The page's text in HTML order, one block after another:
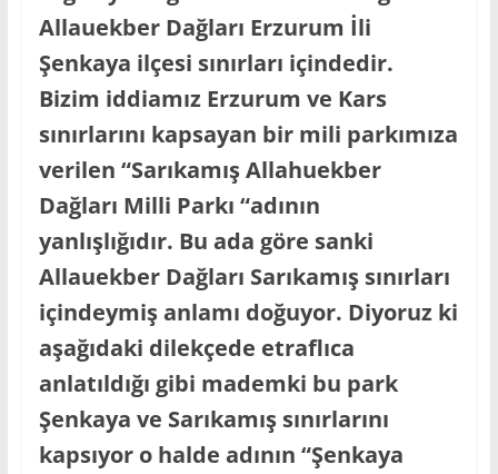
Allauekber Dağları Erzurum İli
Şenkaya ilçesi sınırları içindedir.
Bizim iddiamız Erzurum ve Kars
sınırlarını kapsayan bir mili parkımıza
verilen “Sarıkamış Allahuekber
Dağları Milli Parkı “adının
yanlışlığıdır. Bu ada göre sanki
Allauekber Dağları Sarıkamış sınırları
içindeymiş anlamı doğuyor. Diyoruz ki
aşağıdaki dilekçede etraflıca
anlatıldığı gibi mademki bu park
Şenkaya ve Sarıkamış sınırlarını
kapsıyor o halde adının “Şenkaya